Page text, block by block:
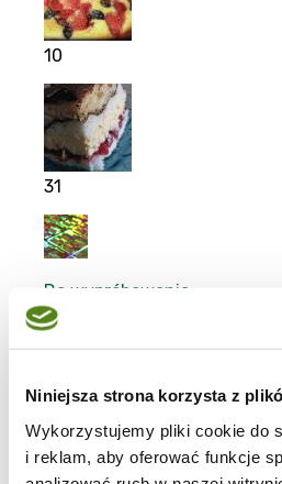
Niniejsza strona korzysta z
Wykorzystujemy pliki cookie do
i reklam, aby oferować funkcje
10
31
Do wypróbowania
10